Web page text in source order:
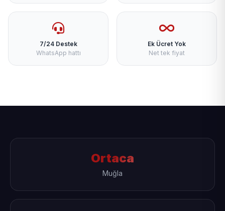
7/24 Destek
WhatsApp hattı
Ek Ücret Yok
Net tek fiyat
Ortaca
Muğla